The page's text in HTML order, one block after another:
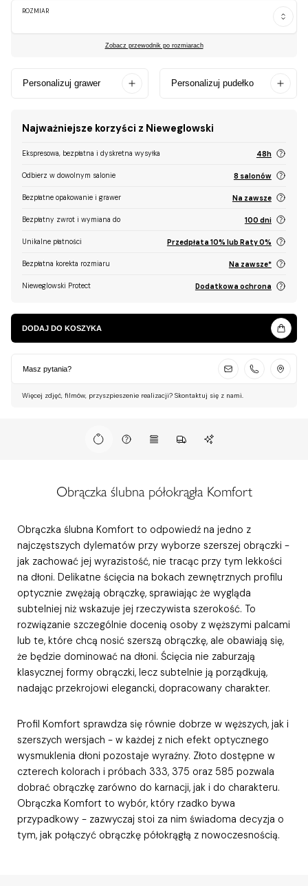
ROZMIAR
Zobacz przewodnik po rozmiarach
Personalizuj grawer Personalizuj pudełko
Najważniejsze korzyści z Nieweglowski
Ekspresowa, bezpłatna i dyskretna wysyłka 48h
Odbierz w dowolnym salonie 8 salonów
Bezpłatne opakowanie i grawer Na zawsze
Bezpłatny zwrot i wymiana do 100 dni
Unikalne płatności Przedpłata 10% lub Raty 0%
Bezpłatna korekta rozmiaru Na zawsze*
Nieweglowski Protect Dodatkowa ochrona
DODAJ DO KOSZYKA
Masz pytania?
Więcej zdjęć, filmów, przyszpieszenie realizacji? Skontaktuj się z nami.
Obrączka ślubna półokrągła Komfort
Obrączka ślubna Komfort to odpowiedź na jedno z
najczęstszych dylematów przy wyborze szerszej obrączki -
jak zachować jej wyrazistość, nie tracąc przy tym lekkości
na dłoni. Delikatne ścięcia na bokach zewnętrznych profilu
optycznie zwężają obrączkę, sprawiając że wygląda
subtelniej niż wskazuje jej rzeczywista szerokość. To
rozwiązanie szczególnie docenią osoby z węższymi palcami
lub te, które chcą nosić szerszą obrączkę, ale obawiają się,
że będzie dominować na dłoni. Ścięcia nie zaburzają
klasycznej formy obrączki, lecz subtelnie ją porządkują,
nadając przekrojowi elegancki, dopracowany charakter.
Profil Komfort sprawdza się równie dobrze w węższych, jak i
szerszych wersjach - w każdej z nich efekt optycznego
wysmuklenia dłoni pozostaje wyraźny. Złoto dostępne w
czterech kolorach i próbach 333, 375 oraz 585 pozwala
dobrać obrączkę zarówno do karnacji, jak i do charakteru.
Obrączka Komfort to wybór, który rzadko bywa
przypadkowy - zazwyczaj stoi za nim świadoma decyzja o
tym, jak połączyć obrączkę półokrągłą z nowoczesnością.